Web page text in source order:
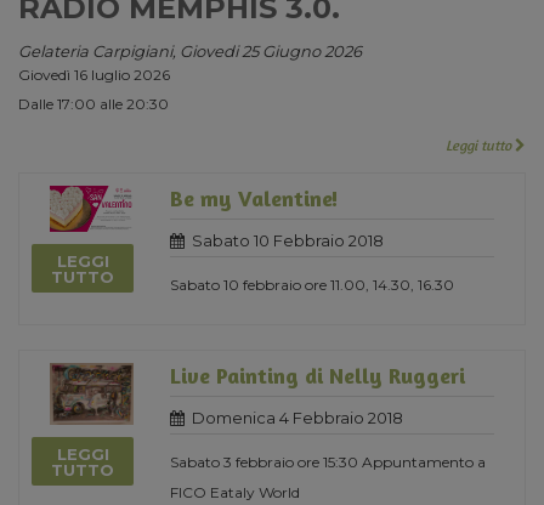
RADIO MEMPHIS 3.0.
Gelateria Carpigiani, Giovedi 25 Giugno 2026
Giovedì 16 luglio 2026
Dalle 17:00 alle 20:30
Leggi tutto
LEGGI
TUTTO
Be my Valentine!
Sabato 10 Febbraio 2018
Sabato 10 febbraio ore 11.00, 14.30, 16.30
LEGGI
TUTTO
Live Painting di Nelly Ruggeri
Domenica 4 Febbraio 2018
Sabato 3 febbraio ore 15:30 Appuntamento a
FICO Eataly World